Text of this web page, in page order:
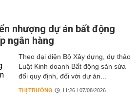
nhượng dự án bất động
ngân hàng
Theo đại diện Bộ Xây dựng, dự thảo
Luật Kinh doanh Bất động sản sửa
đổi quy định, đối với dự án...
THỊ TRƯỜNG 11:26 | 07/08/2026